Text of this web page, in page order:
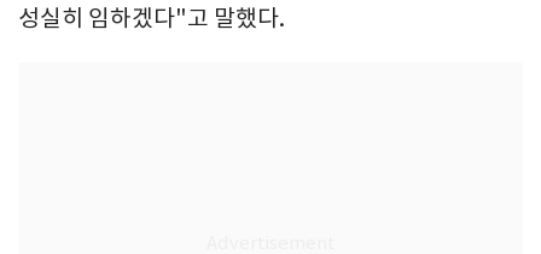
성실히 임하겠다"고 말했다.